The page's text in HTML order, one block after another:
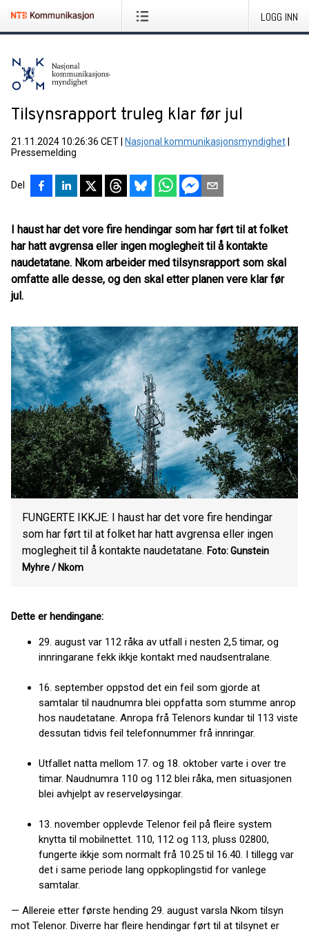
LOGG INN
Tilsynsrapport truleg klar før jul
21.11.2024 10:26:36 CET Nasjonal kommunikasjonsmyndighet
Pressemelding
Del
I haust har det vore fire hendingar som har ført til at folket
har hatt avgrensa eller ingen moglegheit til å kontakte
naudetatane. Nkom arbeider med tilsynsrapport som skal
omfatte alle desse, og den skal etter planen vere klar før
jul.
FUNGERTE IKKJE: I haust har det vore fire hendingar
som har ført til at folket har hatt avgrensa eller ingen
moglegheit til å kontakte naudetatane. Foto: Gunstein
Myhre/ Nkom
Dette er hendingane:
29. august var 112 råka av utfall i nesten 2,5 timar, og
innringarane fekk ikkje kontakt med naudsentralane.
16. september oppstod det ein feil som gjorde at
samtalar til naudnumra blei oppfatta som stumme anrop
hos naudetatane. Anropa frå Telenors kundar til 113 viste
dessutan tidvis feil telefonnummer frå innringar.
Utfallet natta mellom 17. og 18. oktober varte i over tre
timar. Naudnumra 110 og 112 blei råka, men situasjonen
blei avhjelpt av reserveløysingar.
13. november opplevde Telenor feil på fleire system
knytta til mobilnettet. 110, 112 og 113, pluss 02800,
fungerte ikkje som normalt frå 10.25 til 16.40. I tillegg var
det i same periode lang oppkoplingstid for vanlege
samtalar.
— Allereie etter første hending 29. august varsla Nkom tilsyn
mot Telenor. Diverre har fleire hendingar ført til at tilsynet er